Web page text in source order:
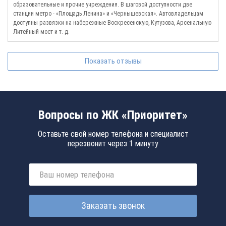
образовательные и прочие учреждения. В шаговой доступности две
станции метро - «Площадь Ленина» и «Чернышевская». Автовладельцам
доступны развязки на набережные Воскресенскую, Кутузова, Арсенальную
Литейный мост и т. д.
Показать отзывы
Вопросы по ЖК «Приоритет»
Оставьте свой номер телефона и специалист
перезвонит через 1 минуту
Заказать звонок